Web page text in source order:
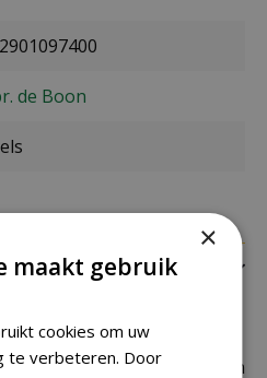
de Boon
veilig bij u thuis te laten
×
maakt gebruik
cookies om uw
te verbeteren. Door